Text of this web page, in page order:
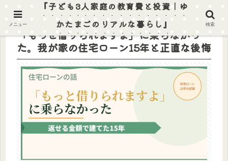
「もっと借りられますよ」に乗らなかっ
た。我が家の住宅ローン15年と正直な後悔
メニュー
『子ども3人家庭の教育費と投資｜ゆ
かたまごのリアルな暮らし』
検索